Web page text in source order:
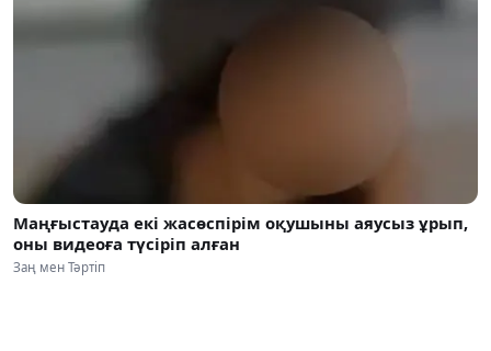
Маңғыстауда екі жасөспірім оқушыны аяусыз ұрып,
оны видеоға түсіріп алған
Заң мен Тәртіп